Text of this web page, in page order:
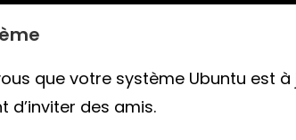
que votre système Ubuntu est à
d’inviter des amis.